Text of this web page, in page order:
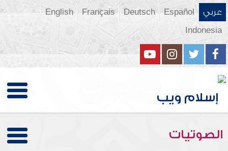
عربي Español
Deutsch
Français
English
Indonesia
الصوتيات